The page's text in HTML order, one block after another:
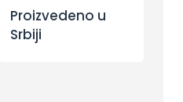
Proizvedeno u
Srbiji